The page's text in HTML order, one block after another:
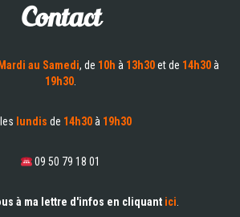
Contact
Mardi au Samedi, de 10h à 13h30et de 14h30à
19h30.
lundis de 14h30à 19h30
09 50 79 18 01
à ma lettre d'infos en cliquant ici.